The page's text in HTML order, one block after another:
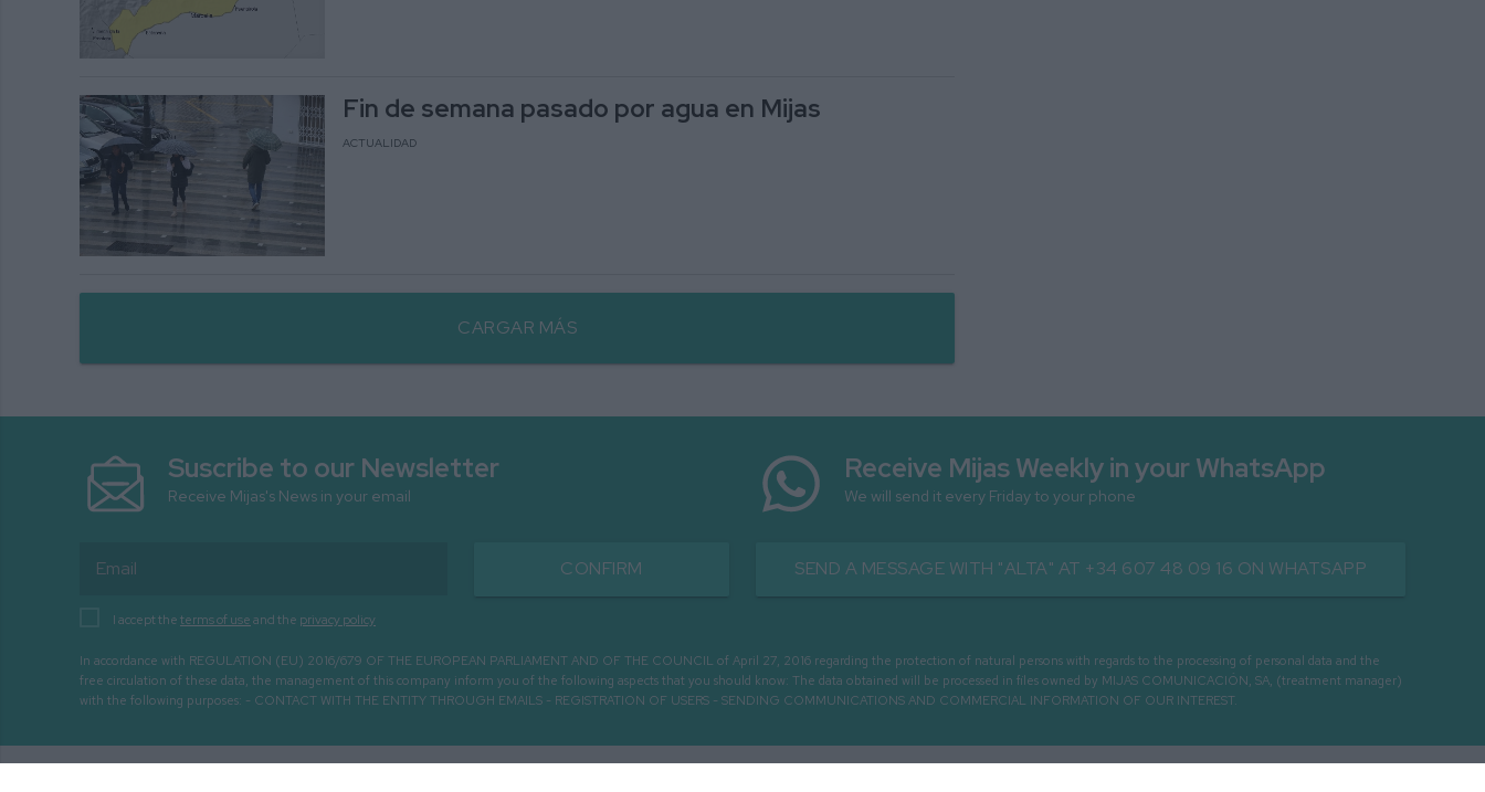
Fin de semana pasado por agua en Mijas
ACTUALIDAD
CARGAR MÁS
Suscribe to our Newsletter
Receive Mijas's News in your email
CONFIRM
I accept the terms of use and the privacy policy
Receive Mijas Weekly in your WhatsApp
We will send it every Friday to your phone
SEND A MESSAGE WITH "ALTA" AT +34 607 48 09 16 ON WHATSAPP
In accordance with REGULATION (EU) 2016/679 OF THE EUROPEAN PARLIAMENT AND OF THE COUNCIL of April 27, 2016 regarding the protection of natural persons with regards to the processing of personal data and the
free circulation of these data, the management of this company inform you of the following aspects that you should know: The data obtained will be processed in files owned by MIJAS COMUNICACIÓN, SA, (treatment manager)
with the following purposes: - CONTACT WITH THE ENTITY THROUGH EMAILS - REGISTRATION OF USERS - SENDING COMMUNICATIONS AND COMMERCIAL INFORMATION OF OUR INTEREST.